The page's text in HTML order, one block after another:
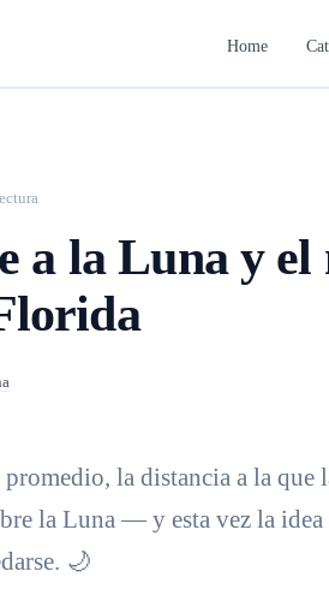
Home
a la Luna y
la distancia a la que
la Luna — y esta vez la
🌙